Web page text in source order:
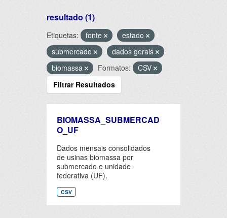
resultado (1)
Etiquetas: fonte
estado
submercado
dados gerais
biomassa
Formatos:
CSV
Filtrar Resultados
BIOMASSA_SUBMERCAD
O_UF
Dados mensais consolidados
de usinas biomassa por
submercado e unidade
federativa (UF).
CSV